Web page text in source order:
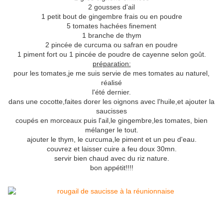
2 gousses d'ail
1 petit bout de gingembre frais ou en poudre
5 tomates hachées finement
1 branche de thym
2 pincée de curcuma ou safran en poudre
1 piment fort ou 1 pincée de poudre de cayenne selon goût.
préparation:
pour les tomates,je me suis servie de mes tomates au naturel,
réalisé
l'été dernier.
dans une cocotte,faites dorer les oignons avec l'huile,et ajouter la
saucisses
coupés en morceaux puis l'ail,le gingembre,les tomates, bien
mélanger le tout.
ajouter le thym, le curcuma,le piment et un peu d'eau.
couvrez et laisser cuire a feu doux 30mn.
servir bien chaud avec du riz nature.
bon appétit!!!!